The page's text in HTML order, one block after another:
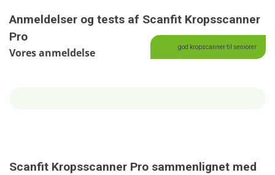
Anmeldelser og tests af Scanfit Kropsscanner
Pro
Vores anmeldelse god kropscanner til seniorer
Scanfit Kropsscanner Pro sammenlignet med